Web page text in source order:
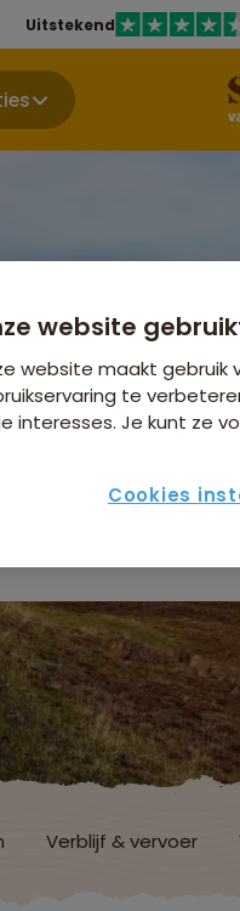
Uitstekend
Verblijf & vervoer
website
website maakt gebruik
te
interesses. Je kunt ze
Cookies